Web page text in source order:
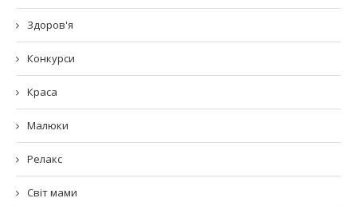
Здоров'я
Конкурси
Краса
Малюки
Релакс
Світ мами